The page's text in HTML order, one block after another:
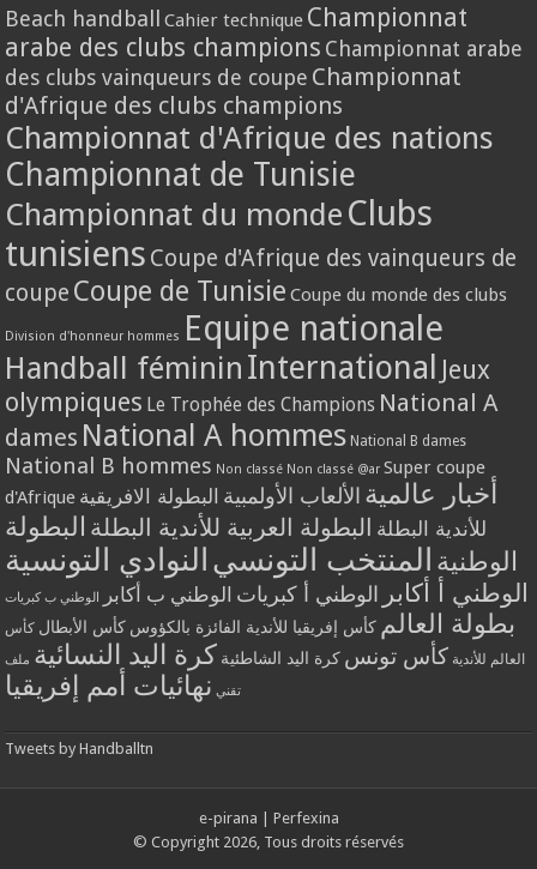
Beach handball Cahier technique Championnat
arabe des clubs champions Championnat arabe
des clubs vainqueurs de coupe Championnat
d'Afrique des clubs champions
Championnat d'Afrique des nations
Championnat de Tunisie
Championnat du monde Clubs
tunisiens Coupe d'Afrique des vainqueurs de
coupe Coupe de Tunisie Coupe du monde des clubs
Division d'honneur hommes Equipe nationale
Handball féminin International Jeux
olympiques Le Trophée des Champions National A
dames National A hommes National B dames
National B hommes Non classé Non classé @ar Super coupe
d'Afrique
أخبار عالمية الألعاب الأولمبية البطولة الافريقية
للأندية البطلة البطولة العربية للأندية البطلة البطولة
الوطنية المنتخب التونسي النوادي التونسية
الوطني أ أكابر الوطني أ كبريات الوطني ب أكابر الوطني ب كبريات
بطولة العالم كأس إفريقيا للأندية الفائزة بالكؤوس كأس الأبطال كأس
العالم للأندية كأس تونس كرة اليد الشاطئية كرة اليد النسائية ملف
تقني نهائيات أمم إفريقيا
Tweets by Handballtn
e-pirana | Perfexina
© Copyright 2026, Tous droits réservés